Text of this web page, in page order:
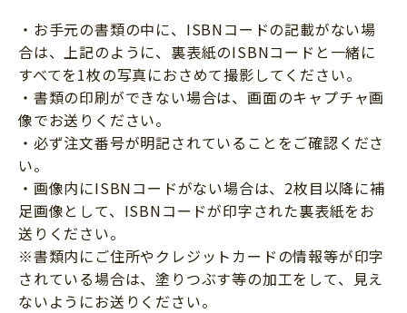
・お手元の書類の中に、ISBNコードの記載がない場
合は、上記のように、裏表紙のISBNコードと一緒に
すべてを1枚の写真におさめて撮影してください。
・書類の印刷ができない場合は、画面のキャプチャ画
像でお送りください。
・必ず注文番号が明記されていることをご確認くださ
い。
・画像内にISBNコードがない場合は、2枚目以降に補
足画像として、ISBNコードが印字された裏表紙をお
送りください。
※書類内にご住所やクレジットカードの情報等が印字
されている場合は、塗りつぶす等の加工をして、見え
ないようにお送りください。